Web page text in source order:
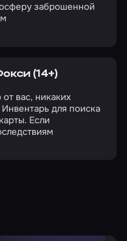
заброшенной
(14+)
вас, никаких
для поиска
Если